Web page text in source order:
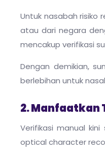
Untuk nasabah risiko
atau dari negara
mencakup verifikasi
Dengan demikian,
berlebihan untuk
2.
Verifikasi manual
optical character